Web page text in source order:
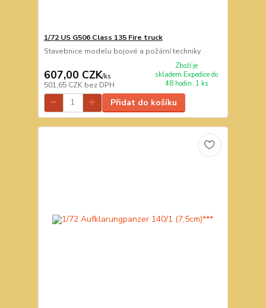
1/72 US G506 Class 135 Fire truck
Stavebnice modelu bojové a požární techniky.
607,00 CZK/ks
501,65 CZK bez DPH
Zboží je
skladem.Expedice do
48 hodin. 1 ks
Přidat do košíku